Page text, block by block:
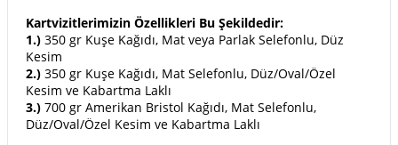
Kartvizitlerimizin Özellikleri Bu Şekildedir:
1.) 350 gr Kuşe Kağıdı, Mat veya Parlak Selefonlu, Düz
Kesim
2.) 350 gr Kuşe Kağıdı, Mat Selefonlu, Düz/Oval/Özel
Kesim ve Kabartma Laklı
3.) 700 gr Amerikan Bristol Kağıdı, Mat Selefonlu,
Düz/Oval/Özel Kesim ve Kabartma Laklı